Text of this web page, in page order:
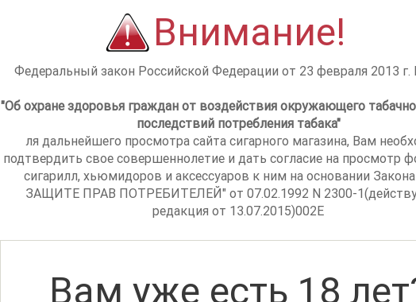
Внимание!
Федеральный закон Российской Федерации от 23 февраля 2013
"Об охране здоровья граждан от воздействия окружающего
последствий потребления табака"
ля дальнейшего просмотра сайта сигарного магазина, Вам
подтвердить свое совершеннолетие и дать согласие на просмотр
сигарилл, хьюмидоров и аксессуаров к ним на основании
ЗАЩИТЕ ПРАВ ПОТРЕБИТЕЛЕЙ" от 07.02.1992 N 2300-
редакция от 13.07.2015)002E
Вам уже есть 18